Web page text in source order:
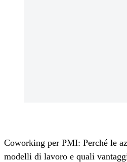
Coworking per PMI: Perché le
modelli di lavoro e quali